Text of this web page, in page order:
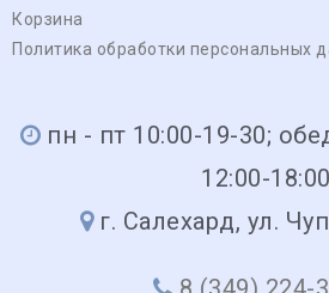
Корзина
Политика обработки персональных
пн - пт 10:00-19-30;
12:00-18:00
г. Салехард, ул.